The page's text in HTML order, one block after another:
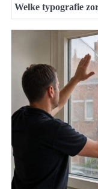
Welke typografie